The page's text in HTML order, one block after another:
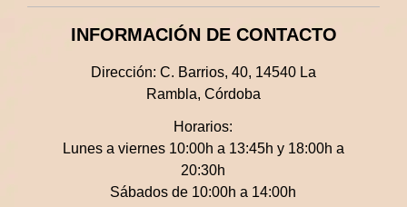
INFORMACIÓN DE CONTACTO
Dirección: C. Barrios, 40, 14540 La
Rambla, Córdoba
Horarios:
Lunes a viernes 10:00h a 13:45h y 18:00h a
20:30h
Sábados de 10:00h a 14:00h